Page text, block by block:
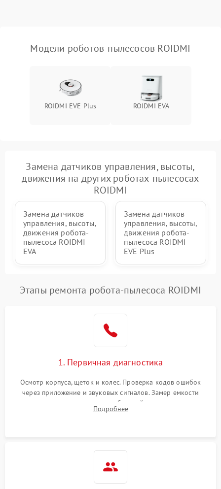
Модели роботов-пылесосов ROIDMI
ROIDMI EVE Plus ROIDMI EVA
Замена датчиков управления, высоты,
движения на других роботах-пылесосах
ROIDMI
Замена датчиков
управления, высоты,
движения робота-
пылесоса ROIDMI
EVA
Замена датчиков
управления, высоты,
движения робота-
пылесоса ROIDMI
EVE Plus
Этапы ремонта робота-пылесоса ROIDMI
1. Первичная диагностика
Осмотр корпуса, щеток и колес. Проверка кодов ошибок
через приложение и звуковых сигналов. Замер емкости
аккумулятора и тестирование базовой станции зарядки.
Оценка работы лидара, бампера и датчиков падения для
Подробнее